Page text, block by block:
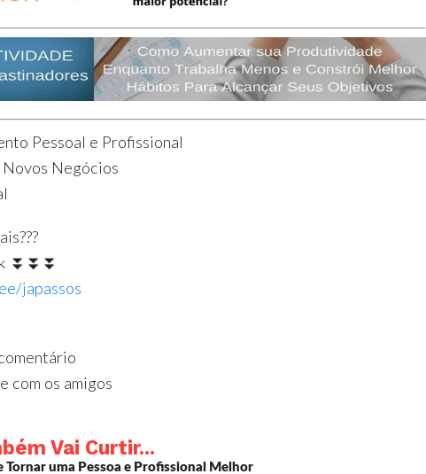
Pessoal e Profissional
Negócios
⏬⏬⏬
japassos
com os amigos
Vai Curtir...
Tornar uma Pessoa e Profissional Melhor